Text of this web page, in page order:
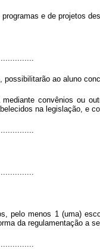
e de projetos
ao aluno
convênios ou
na legislação, e
menos 1 (uma)
da regulamentação a